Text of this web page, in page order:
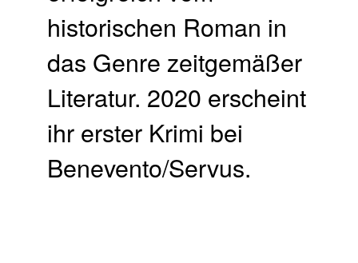
historischen Roman in
das Genre zeitgemäßer
Literatur. 2020 erscheint
ihr erster Krimi bei
Benevento/Servus.